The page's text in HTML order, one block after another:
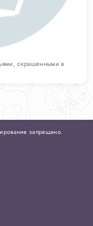
окрашенными в
запрещено.